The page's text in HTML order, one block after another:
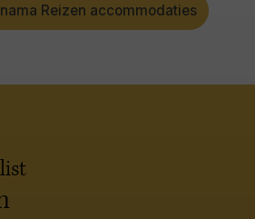
Reizen accommodaties